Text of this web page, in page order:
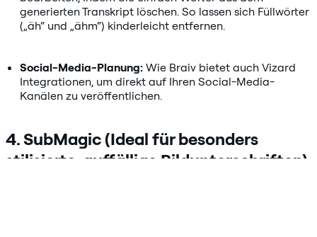
generierten Transkript löschen. So lassen sich Füllwörter
(„äh“ und „ähm“) kinderleicht entfernen.
Social-Media-Planung: Wie Braiv bietet auch Vizard
Integrationen, um direkt auf Ihren Social-Media-
Kanälen zu veröffentlichen.
4. SubMagic (Ideal für besonders
stilisierte, auffällige Bildunterschriften)